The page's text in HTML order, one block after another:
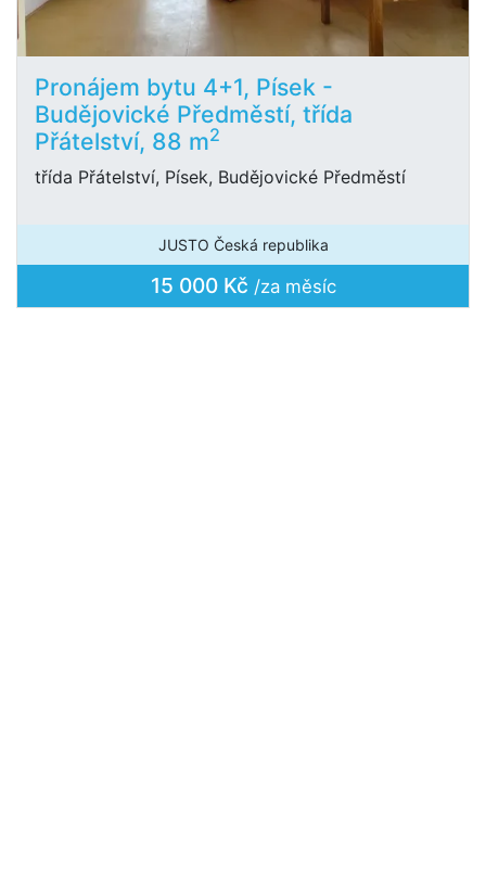
Pronájem bytu 4+1, Písek -
Budějovické Předměstí, třída
Přátelství, 88 m2
třída Přátelství, Písek, Budějovické Předměstí
JUSTO Česká republika
15 000 Kč /za měsíc